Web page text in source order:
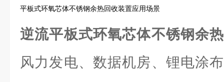
平板式环氧芯体不锈钢余热回收装置应用场景
逆流平板式环氧芯体不锈钢余
风力发电、数据机房、锂电涂